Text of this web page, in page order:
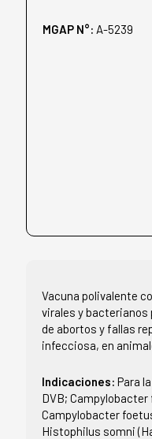
MGAP N°: A-5239
Vacuna polivalente
virales y bacterianos
de abortos y fallas
infecciosa, en
Indicaciones: Para
DVB;
Campylobacter
Histophilus somni